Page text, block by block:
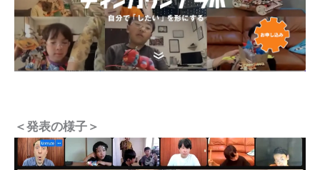
＜発表の様子＞